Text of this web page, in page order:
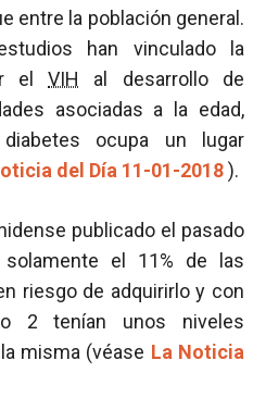
entre la población general.
han vinculado la
elVIH
al desarrollo de
asociadas a la edad,
ocupa un lugar
del Día 11-01-2018).
publicado el pasado
el 11% de las
riesgo de adquirirlo y con
2 tenían unos niveles
misma (véase La Noticia